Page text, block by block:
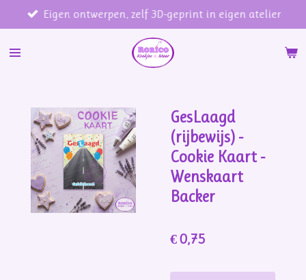
direct
naar
Eigen ontwerpen, zelf 3D-geprint in eigen atelier
GesLaagd
(rijbewijs) -
Cookie Kaart -
Wenskaart
Backer
€ 0,75